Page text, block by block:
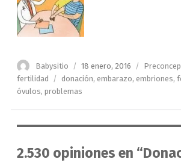
Autor
Babysitio
Publicado
el
18 enero, 2016 Categorías
fertilidad
Etiquetas
donación, embarazo, embriones,
óvulos, problemas
2.530 opiniones en